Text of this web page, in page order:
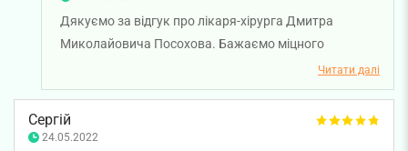
Дякуємо за відгук про лікаря-хірурга Дмитра
Миколайовича Посохова. Бажаємо міцного
Читати далі
Сергій
24.05.2022